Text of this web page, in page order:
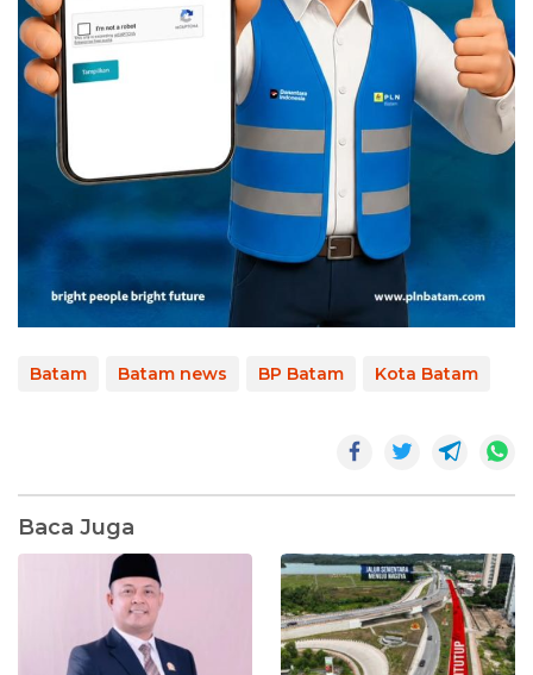
Batam Batam news BP Batam Kota Batam
Baca Juga